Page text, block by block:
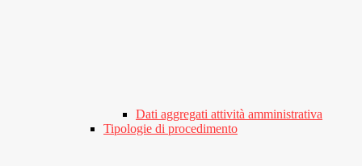
Dati aggregati attività amministrativa
Tipologie di procedimento